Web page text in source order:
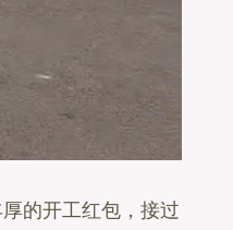
的开工红包，接过